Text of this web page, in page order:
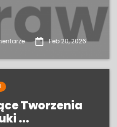
Feb 20, 2026
Tworzenia
...